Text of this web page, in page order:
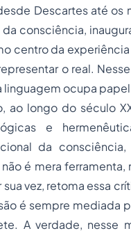
Descartes até os
consciência,
centro da
o real.
linguagem ocupa
ao longo do século
e
da
é mera
vez, retoma essa
é sempre mediada
A verdade, nesse